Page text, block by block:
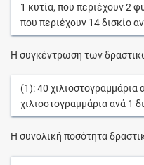
1 κυτία, που περιέχουν2
που περιέχουν 14δισκίο
Η συγκέντρωση των
(1):40 χιλιοστογραμμάρια
χιλιοστογραμμάριαανά 1
Η συνολική ποσότητα